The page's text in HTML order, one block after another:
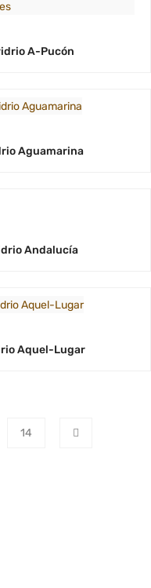
A-Pucón
Aguamarina
Andalucía
Aquel-Lugar
14